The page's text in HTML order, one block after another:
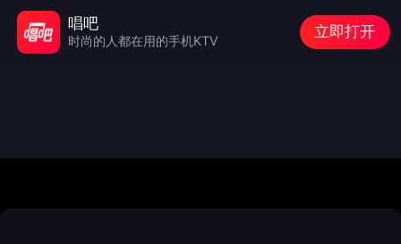
唱吧
时尚的人都在用的手机KTV
立即打开